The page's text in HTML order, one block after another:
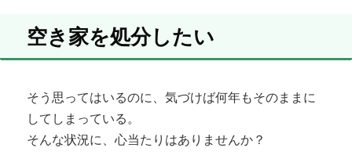
空き家を処分したい
そう思ってはいるのに、気づけば何年もそのままに
してしまっている。
そんな状況に、心当たりはありませんか？